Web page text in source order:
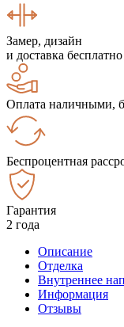
Замер, дизайн
и доставка бесплатно
Оплата наличными,
Беспроцентная
Гарантия
2 года
Описание
Отделка
Внутреннее
Информация
Отзывы